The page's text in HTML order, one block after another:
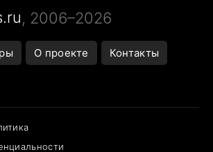
, 2006–2026
О проекте Контакты